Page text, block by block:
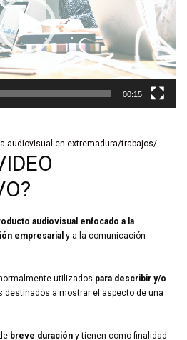
00:15
audiovisual-en-extremadura/trabajos/
audiovisual enfocado a la
empresarial y a la comunicación
utilizados para describir y/o
destinados a mostrar el aspecto de una
breve duración y tienen como finalidad